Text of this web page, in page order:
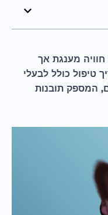
חוויה מענגת אך
טיפול כולל לבעלי
המספק תובנות